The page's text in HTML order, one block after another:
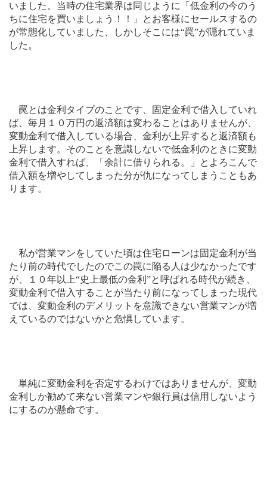
いました。当時の住宅業界は同じように「低金利の今のう
ちに住宅を買いましょう！！」とお客様にセールスするの
が常態化していました、しかしそこには“罠”が隠れていま
した。
罠とは金利タイプのことです、固定金利で借入していれ
ば、毎月１０万円の返済額は変わることはありませんが、
変動金利で借入している場合、金利が上昇すると返済額も
上昇します。そのことを意識しないで低金利のときに変動
金利で借入すれば、「余計に借りられる。」とよろこんで
借入額を増やしてしまった分が仇になってしまうこともあ
ります。
私が営業マンをしていた頃は住宅ローンは固定金利が当
たり前の時代でしたのでこの罠に陥る人は少なかったです
が、１０年以上“史上最低の金利”と呼ばれる時代が続き、
変動金利で借入することが当たり前になってしまった現代
では、変動金利のデメリットを意識できない営業マンが増
えているのではないかと危惧しています。
単純に変動金利を否定するわけではありませんが、変動
金利しか勧めて来ない営業マンや銀行員は信用しないよう
にするのが懸命です。